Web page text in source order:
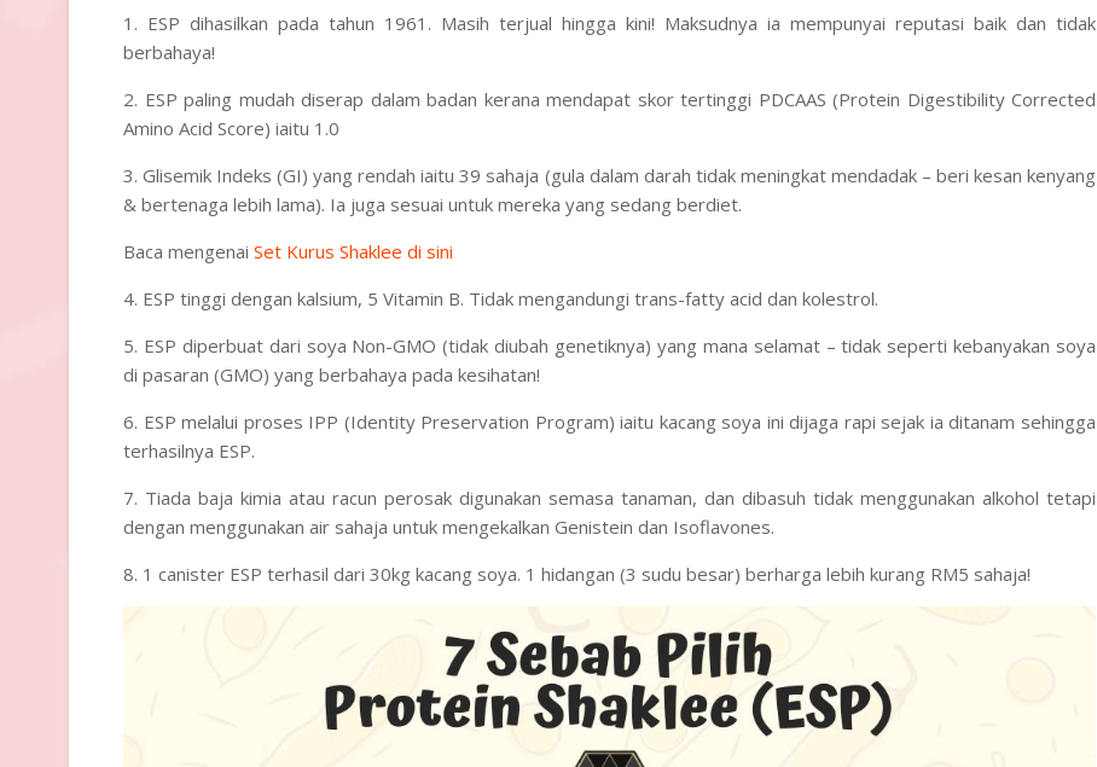
1. ESP dihasilkan pada tahun 1961 . Masih terjual hingga kini! Maksudnya ia mempunyai reputasi baik dan tidak
berbahaya!
2. ESP paling mudah diserap dalam badan kerana mendapat skor tertinggi PDCAAS (Protein Digestibility Corrected
Amino Acid Score) iaitu 1.0
3. Glisemik Indeks (GI)yang rendah iaitu 39 sahaja (gula dalam darah tidak meningkat mendadak – beri kesan kenyang
& bertenaga lebih lama). Ia juga sesuai untuk mereka yang sedang berdiet.
Baca mengenai Set Kurus Shaklee di sini
4. ESP tinggi dengan kalsium, 5 Vitamin B. Tidak mengandungi trans-fatty acid dan kolestrol.
5. ESP diperbuat dari soya Non-GMO (tidak diubah genetiknya) yang mana selamat – tidak seperti kebanyakan soya
di pasaran (GMO) yang berbahaya pada kesihatan!
6. ESP melalui proses IPP (Identity Preservation Program)iaitu kacang soya inidijaga rapi sejak ia ditanam sehingga
terhasilnya ESP.
7. Tiada baja kimia atau racun perosak digunakan semasa tanaman, dan dibasuh tidak menggunakan alkohol tetapi
dengan menggunakan air sahaja untuk mengekalkan Genistein dan Isoflavones.
8. 1 canister ESP terhasil dari 30kg kacang soya. 1 hidangan (3 sudu besar) berharga lebih kurang RM5 sahaja!